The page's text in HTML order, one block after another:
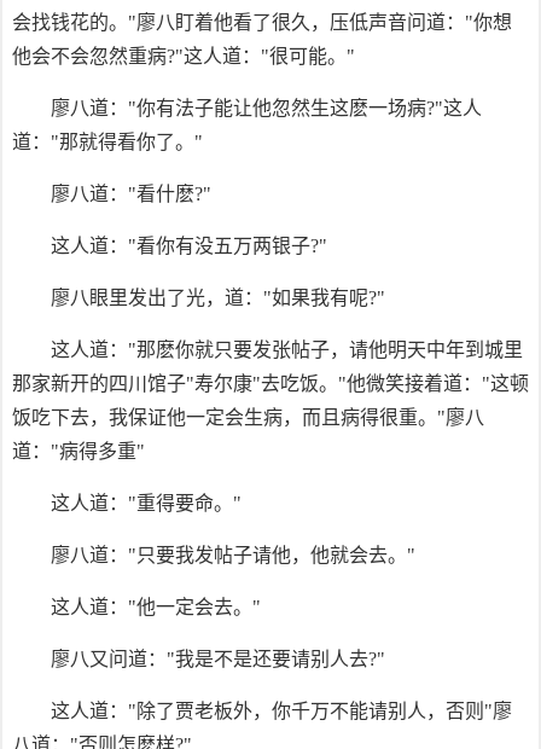
会找钱花的。"廖八盯着他看了很久，压低声音问道："你想
他会不会忽然重病?"这人道："很可能。"
廖八道："你有法子能让他忽然生这麽一场病?"这人
道："那就得看你了。"
廖八道："看什麽?"
这人道："看你有没五万两银子?"
廖八眼里发出了光，道："如果我有呢?"
这人道："那麽你就只要发张帖子，请他明天中年到城里
那家新开的四川馆子"寿尔康"去吃饭。"他微笑接着道："这顿
饭吃下去，我保证他一定会生病，而且病得很重。"廖八
道："病得多重"
这人道："重得要命。"
廖八道："只要我发帖子请他，他就会去。"
这人道："他一定会去。"
廖八又问道："我是不是还要请别人去?"
这人道："除了贾老板外，你千万不能请别人，否则"廖
八道："否则怎麽样?"